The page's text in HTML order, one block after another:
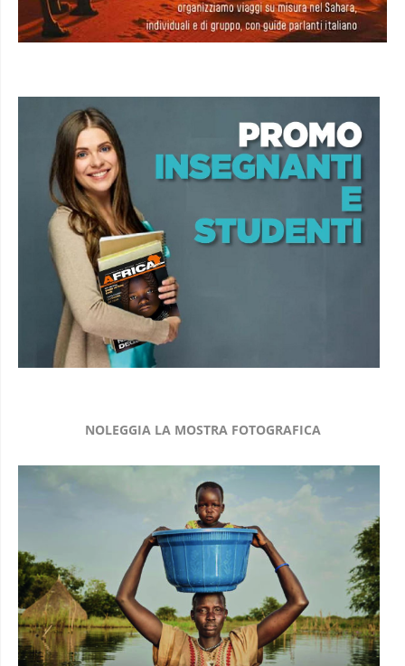
NOLEGGIA LA MOSTRA FOTOGRAFICA